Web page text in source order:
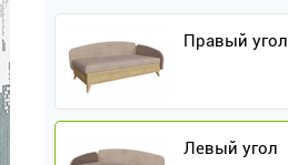
Правый угол
Левый угол